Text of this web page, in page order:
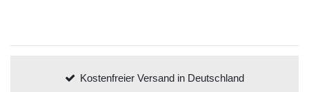
Kostenfreier Versand in Deutschland